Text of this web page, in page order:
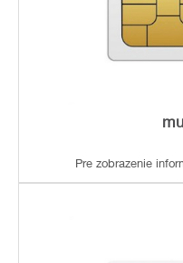
Pre zobrazenie